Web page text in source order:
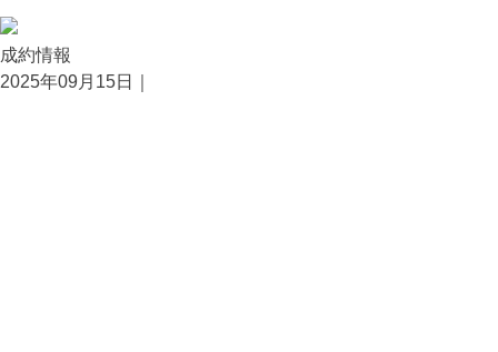
成約情報
2025年09月15日｜